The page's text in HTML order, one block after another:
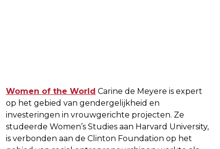
Women of the World Carine de Meyere is expert
op het gebied van gendergelijkheid en
investeringen in vrouwgerichte projecten. Ze
studeerde Women’s Studies aan Harvard University,
is verbonden aan de Clinton Foundation op het